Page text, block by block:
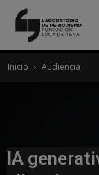
Inicio Audiencia
IA